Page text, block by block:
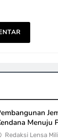
Menuju
Redaksi Lensa